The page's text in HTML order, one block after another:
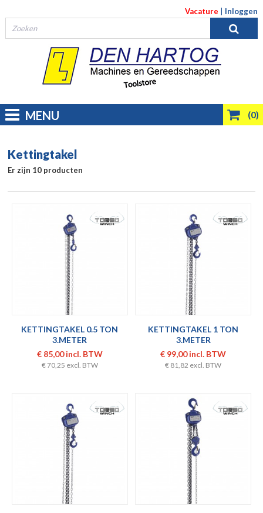
Vacature Inloggen
(0)
MENU
Kettingtakel
Er zijn 10 producten
KETTINGTAKEL 0.5 TON
3.METER
€ 85,00 incl. BTW
€ 70,25 excl. BTW
KETTINGTAKEL 1 TON
3.METER
€ 99,00 incl. BTW
€ 81,82 excl. BTW